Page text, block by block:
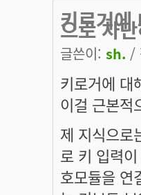
키로거에
으로 차
글쓴이: sh. /
키로거에 대
이걸 근본적
제 지식으로
로 키 입력
호모듈을 연